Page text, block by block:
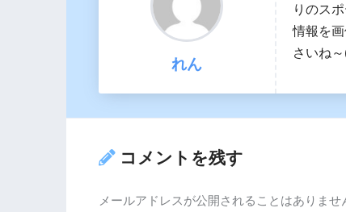
れん
りのス
情報を
さいね
コメントを残す
メールアドレスが公開されることはありませ